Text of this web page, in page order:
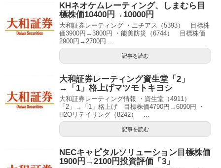
KHネオケムレーティング、しまむら目
標株価10400円→10000円
大和証券レーティング ・ニチアス（5393） 目標株
価3900円→3800円 ・能美防災（6744） 目標株価
2900円→2700円 ...
記事を読む
大和証券レーティング資生堂「2」
→「1」格上げマツモトキヨシ
大和証券レーティング情報 ・資生堂（4911）
「2」→「1」格上げ 目標株価4790円→6090円 ・
H2Oリテイリング（8242） ...
記事を読む
NECキャピタルソリューション目標株価
1900円→2100円投資評価「3」